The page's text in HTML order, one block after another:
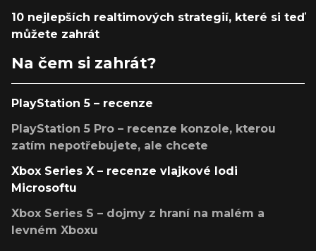
10 nejlepších realtimových strategií, které si teď
můžete zahrát
Na čem si zahrát?
PlayStation 5 – recenze
PlayStation 5 Pro – recenze konzole, kterou
zatím nepotřebujete, ale chcete
Xbox Series X – recenze vlajkové lodi
Microsoftu
Xbox Series S – dojmy z hraní na malém a
levném Xboxu